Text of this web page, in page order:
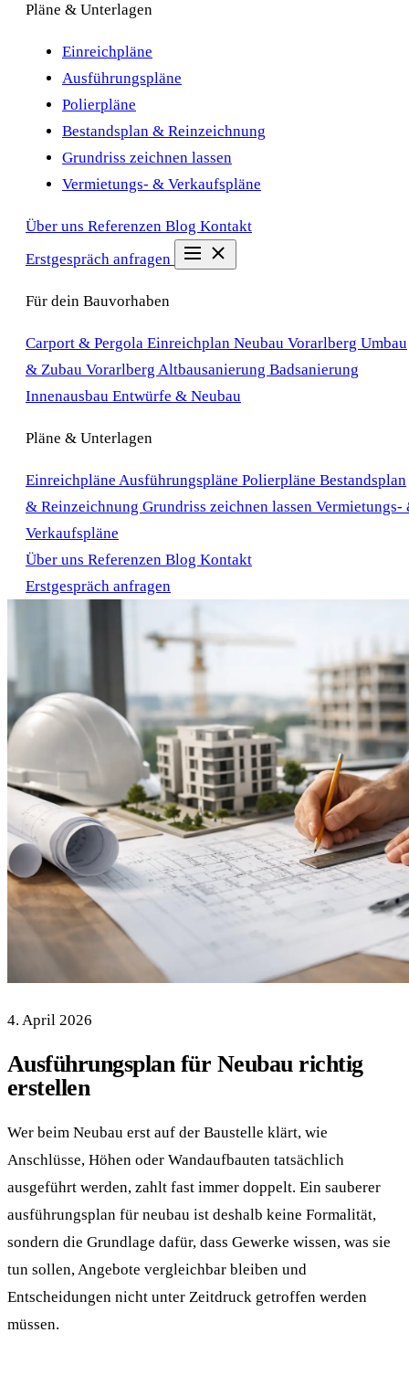
Pläne & Unterlagen
Einreichpläne
Ausführungspläne
Polierpläne
Bestandsplan & Reinzeichnung
Grundriss zeichnen lassen
Vermietungs- & Verkaufspläne
Über uns Referenzen Blog Kontakt
Erstgespräch anfragen
Für dein Bauvorhaben
Carport & Pergola Einreichplan Neubau Vorarlberg Umbau
& Zubau Vorarlberg Altbausanierung Badsanierung
Innenausbau Entwürfe & Neubau
Pläne & Unterlagen
Einreichpläne Ausführungspläne Polierpläne Bestandsplan
& Reinzeichnung Grundriss zeichnen lassen Vermietungs-
Verkaufspläne
Über uns Referenzen Blog Kontakt
Erstgespräch anfragen
4. April 2026
Ausführungsplan für Neubau richtig
erstellen
Wer beim Neubau erst auf der Baustelle klärt, wie
Anschlüsse, Höhen oder Wandaufbauten tatsächlich
ausgeführt werden, zahlt fast immer doppelt. Ein sauberer
ausführungsplan für neubau ist deshalb keine Formalität,
sondern die Grundlage dafür, dass Gewerke wissen, was sie
tun sollen, Angebote vergleichbar bleiben und
Entscheidungen nicht unter Zeitdruck getroffen werden
müssen.